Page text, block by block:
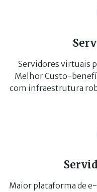
Servidores virtuais
Melhor Custo-
com infraestrutura
Maior plataforma de